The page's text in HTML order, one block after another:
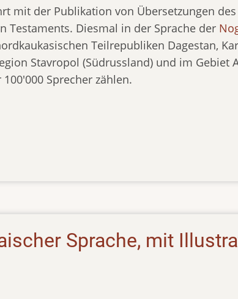
mit der Publikation von Übersetzungen des
Testaments. Diesmal in der Sprache der
Teilrepubliken Dagestan,
Stavropol (Südrussland) und im Gebiet
Sprecher zählen.
Sprache, mit